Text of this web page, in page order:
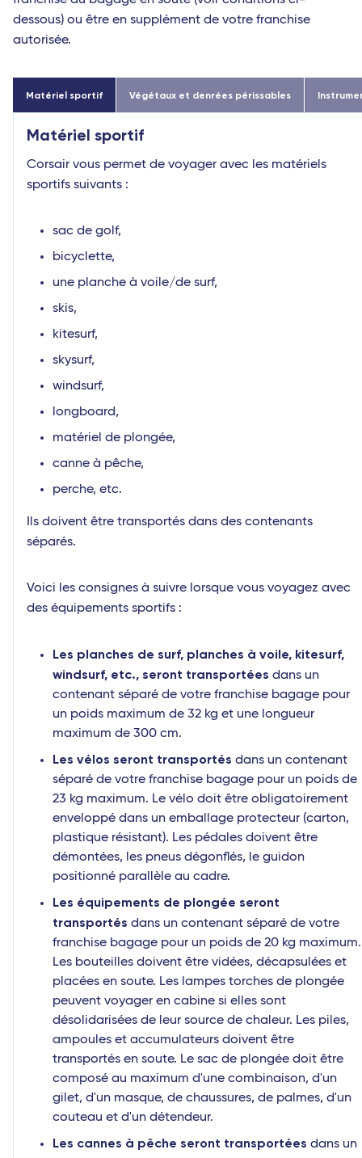
dessous) ou être en supplément de votre franchise
autorisée.
Matériel sportif Végétaux et denrées périssables
Matériel sportif
Corsair vous permet de voyager avec les matériels
sportifs suivants :
sac de golf,
bicyclette,
une planche à voile/de surf,
skis,
kitesurf,
skysurf,
windsurf,
longboard,
matériel de plongée,
canne à pêche,
perche, etc.
Ils doivent être transportés dans des contenants
séparés.
Voici les consignes à suivre lorsque vous voyagez avec
des équipements sportifs :
Les planches de surf, planches à voile, kitesurf,
windsurf, etc., seront transportées dans un
contenant séparé de votre franchise bagage pour
un poids maximum de 32 kg et une longueur
maximum de 300 cm.
Les vélos seront transportés dans un contenant
séparé de votre franchise bagage pour un poids de
23 kg maximum. Le vélo doit être obligatoirement
enveloppé dans un emballage protecteur (carton,
plastique résistant). Les pédales doivent être
démontées, les pneus dégonflés, le guidon
positionné parallèle au cadre.
Les équipements de plongée seront
transportés dans un contenant séparé de votre
franchise bagage pour un poids de 20 kg maximum.
Les bouteilles doivent être vidées, décapsulées et
placées en soute. Les lampes torches de plongée
peuvent voyager en cabine si elles sont
désolidarisées de leur source de chaleur. Les piles,
ampoules et accumulateurs doivent être
transportés en soute. Le sac de plongée doit être
composé au maximum d'une combinaison, d'un
gilet, d'un masque, de chaussures, de palmes, d'un
couteau et d'un détendeur.
Les cannes à pêche seront transportées dans un